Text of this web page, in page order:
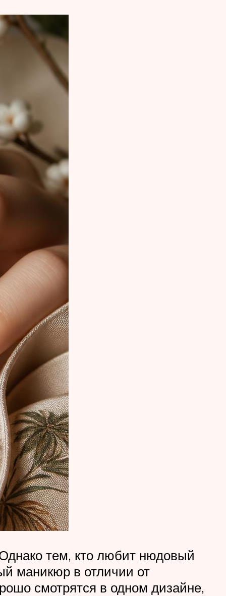
тем, кто любит нюдовый
маникюр в отличии от
смотрятся в одном дизайне,